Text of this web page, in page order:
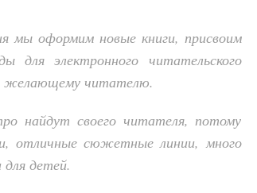
мы оформим новые книги, присвоим
для электронного читательского
желающему читателю.
найдут своего читателя, потому
отличные сюжетные линии,много
детей.